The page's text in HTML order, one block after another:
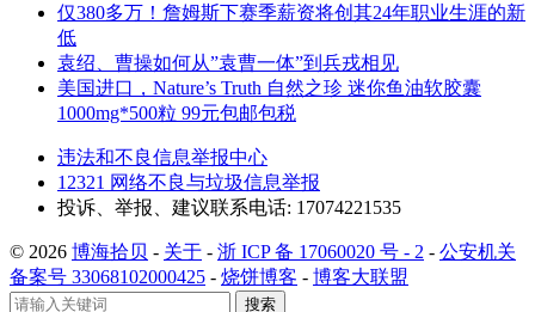
仅380多万！詹姆斯下赛季薪资将创其24年职业生涯的新
低
袁绍、曹操如何从”袁曹一体”到兵戎相见
美国进口，Nature’s Truth 自然之珍 迷你鱼油软胶囊
1000mg*500粒 99元包邮包税
违法和不良信息举报中心
12321 网络不良与垃圾信息举报
投诉、举报、建议联系电话: 17074221535
© 2026 博海拾贝 - 关于 - 浙 ICP 备 17060020 号 - 2 - 公安机关
备案号 33068102000425 - 烧饼博客 - 博客大联盟
搜索